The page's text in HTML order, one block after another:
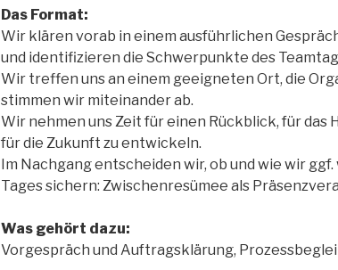
Das Format:
Wir klären vorab in einem ausführlichen
und identifizieren die Schwerpunkte des
Wir treffen uns an einem geeigneten Ort, die
stimmen wir miteinander ab.
Wir nehmen uns Zeit für einen Rückblick, für das
für die Zukunft zu entwickeln.
Im Nachgang entscheiden wir, ob und wie wir
Tages sichern: Zwischenresümee als
Was gehört dazu:
Vorgespräch und Auftragsklärung,